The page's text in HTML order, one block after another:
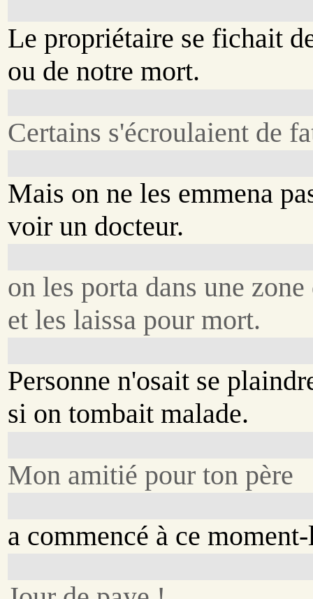
Le propriétaire se fichait
ou de notre mort.
Certains s'écroulaient de
Mais on ne les emmena
voir un docteur.
on les porta dans une zone
et les laissa pour mort.
Personne n'osait se
si on tombait malade.
Mon amitié pour ton père
a commencé à ce